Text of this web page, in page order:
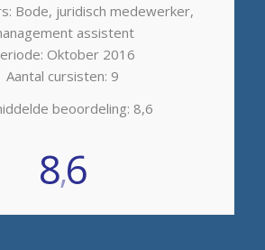
Bode, juridisch medewerker,
assistent
Oktober 2016
Aantal cursisten: 9
beoordeling: 8,6
8,6